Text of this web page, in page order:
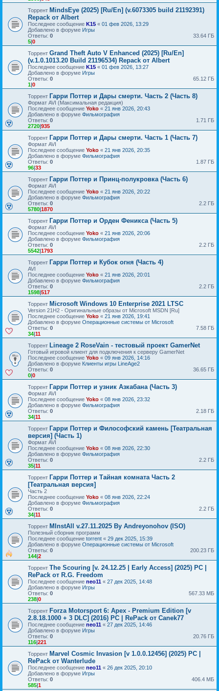
Торрент MindsEye (2025) [Ru/En] (v.6073305 build 21192391)
Repack от Albert
Последнее сообщение K15 « 01 фев 2026, 13:29
Добавлено в форуме Игры
Ответы: 0
5|0
33.64 ГБ
Торрент Grand Theft Auto V Enhanced (2025) [Ru/En]
(v.1.0.1013.20 Build 21196534) Repack от Albert
Последнее сообщение K15 « 01 фев 2026, 13:27
Добавлено в форуме Игры
Ответы: 0
1|0
65.12 ГБ
Торрент Гарри Поттер и Дары смерти. Часть 2 (Часть 8)
Формат AVI (Максимальная редакция)
Последнее сообщение Yoko « 21 янв 2026, 20:43
Добавлено в форуме Фильмография
Ответы: 0
2720|935
1.71 ГБ
Торрент Гарри Поттер и Дары смерти. Часть 1 (Часть 7)
Формат AVI
Последнее сообщение Yoko « 21 янв 2026, 20:35
Добавлено в форуме Фильмография
Ответы: 0
96|33
1.87 ГБ
Торрент Гарри Поттер и Принц-полукровка (Часть 6)
Формат AVI
Последнее сообщение Yoko « 21 янв 2026, 20:22
Добавлено в форуме Фильмография
Ответы: 0
5780|1870
2.2 ГБ
Торрент Гарри Поттер и Орден Феникса (Часть 5)
Формат AVI
Последнее сообщение Yoko « 21 янв 2026, 20:06
Добавлено в форуме Фильмография
Ответы: 0
5542|1793
2.2 ГБ
Торрент Гарри Поттер и Кубок огня (Часть 4)
AVI
Последнее сообщение Yoko « 21 янв 2026, 20:01
Добавлено в форуме Фильмография
Ответы: 0
1598|517
2.2 ГБ
Торрент Microsoft Windows 10 Enterprise 2021 LTSC
Version 21H2 - Оригинальные образы от Microsoft MSDN [Ru]
Последнее сообщение Yoko « 21 янв 2026, 19:41
Добавлено в форуме Операционные системы от Microsoft
Ответы: 0
34|11
7.58 ГБ
Торрент Lineage 2 RoseVain - тестовый проект GamerNet
Готовый игровой клиент для подключения к серверу GamerNet
Последнее сообщение Yoko « 09 янв 2026, 14:16
Добавлено в форуме Клиенты игры LineAge2
Ответы: 0
0|0
36.65 ГБ
Торрент Гарри Поттер и узник Азкабана (Часть 3)
Формат AVI
Последнее сообщение Yoko « 08 янв 2026, 23:32
Добавлено в форуме Фильмография
Ответы: 0
34|11
2.18 ГБ
Торрент Гарри Поттер и Философский камень [Театральная
версия] (Часть 1)
Формат AVI
Последнее сообщение Yoko « 08 янв 2026, 22:30
Добавлено в форуме Фильмография
Ответы: 0
35|11
2.2 ГБ
Торрент Гарри Поттер и Тайная комната Часть 2
[Театральная версия]
Часть 2
Последнее сообщение Yoko « 08 янв 2026, 22:24
Добавлено в форуме Фильмография
Ответы: 0
34|11
2.2 ГБ
Торрент MInstAll v.27.11.2025 By Andreyonohov (ISO)
Полезный сборник программ
Последнее сообщение torrent « 29 дек 2025, 15:39
Добавлено в форуме Операционные системы от Microsoft
Ответы: 0
144|2
200.23 ГБ
Торрент The Scouring [v. 24.12.25 | Early Access] (2025) PC |
RePack от R.G. Freedom
Последнее сообщение neo11 « 27 дек 2025, 14:48
Добавлено в форуме Игры
Ответы: 0
238|0
567.33 МБ
Торрент Forza Motorsport 6: Apex - Premium Edition [v
2.8.18.1000 + 3 DLC] (2016) PC | RePack от Canek77
Последнее сообщение neo11 « 27 дек 2025, 14:46
Добавлено в форуме Игры
Ответы: 0
116|221
20.76 ГБ
Торрент Marvel Cosmic Invasion [v 1.0.0.12456] (2025) PC |
RePack от Wanterlude
Последнее сообщение neo11 « 26 дек 2025, 20:10
Добавлено в форуме Игры
Ответы: 0
585|1
406.4 МБ